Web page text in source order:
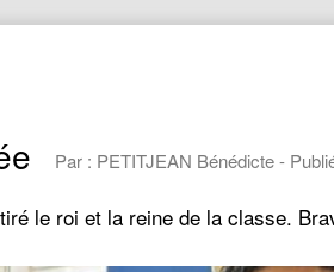
Par : PETITJEAN Bénédicte -
le roi et la reine de la classe.